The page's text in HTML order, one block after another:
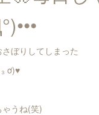
「バカサワギ-High-」「ハ
ぼりしてしまった
ơ)♥
うね(笑)